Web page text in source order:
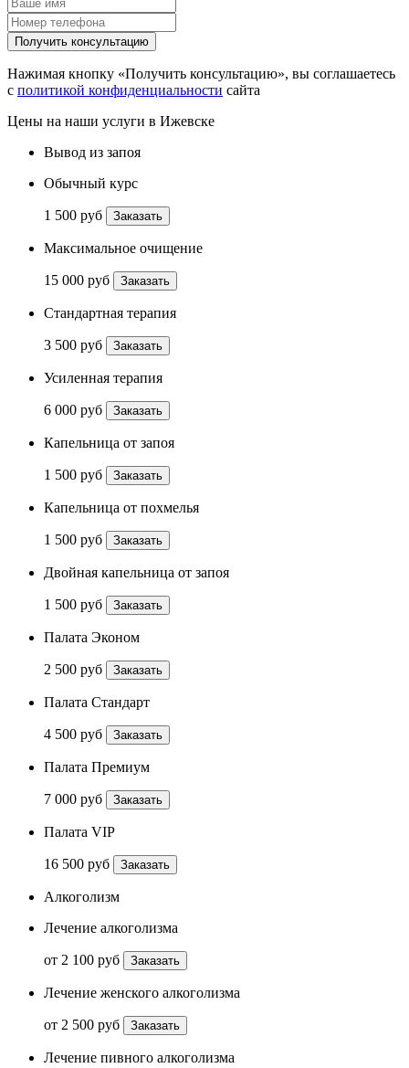
Получить консультацию
Нажимая кнопку «Получить консультацию», вы соглашаетесь
с политикой конфиденциальности сайта
Цены на наши услуги в Ижевске
Вывод из запоя
Обычный курс
1 500 руб Заказать
Максимальное очищение
15 000 руб Заказать
Стандартная терапия
3 500 руб Заказать
Усиленная терапия
6 000 руб Заказать
Капельница от запоя
1 500 руб Заказать
Капельница от похмелья
1 500 руб Заказать
Двойная капельница от запоя
1 500 руб Заказать
Палата Эконом
2 500 руб Заказать
Палата Стандарт
4 500 руб Заказать
Палата Премиум
7 000 руб Заказать
Палата VIP
16 500 руб Заказать
Алкоголизм
Лечение алкоголизма
от 2 100 руб Заказать
Лечение женского алкоголизма
от 2 500 руб Заказать
Лечение пивного алкоголизма